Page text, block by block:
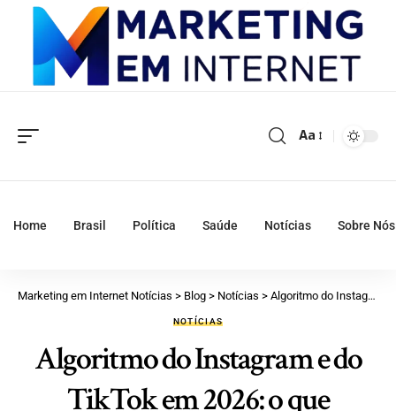
Aa
Home Brasil Política Saúde Notícias Sobre Nós
Marketing em Internet Notícias > Blog > Notícias > Algoritmo do Instagram e do TikTok em 2026: o que realmente entrega alcance agora
NOTÍCIAS
Algoritmo do Instagram e do
TikTok em 2026: o que